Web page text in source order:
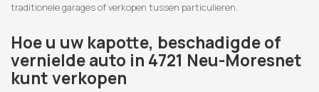
traditionele garages of verkopen tussen particulieren.
Hoe u uw kapotte, beschadigde of
vernielde auto in 4721 Neu-Moresnet
kunt verkopen